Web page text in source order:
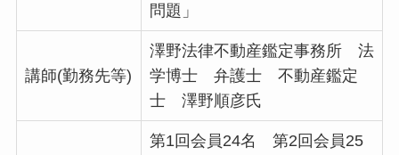
問題」
講師(勤務先等)
澤野法律不動産鑑定事務所 法
学博士 弁護士 不動産鑑定
士 澤野順彦氏
第1回会員24名 第2回会員25